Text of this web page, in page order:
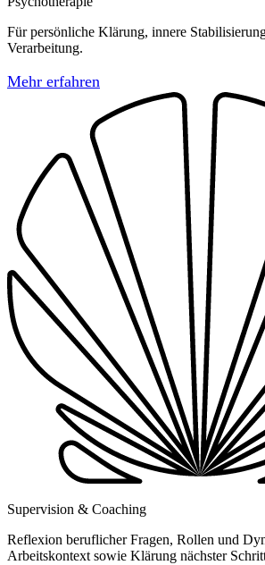
Für persönliche Klärung, innere
Verarbeitung.
Mehr erfahren
Supervision & Coaching
Reflexion beruflicher Fragen, Rollen und
Arbeitskontext sowie Klärung nächster